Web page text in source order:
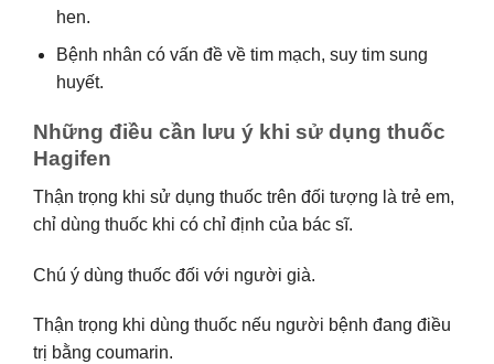
hen.
Bệnh nhân có vấn đề về tim mạch, suy tim sung
huyết.
Những điều cần lưu ý khi sử dụng thuốc
Hagifen
Thận trọng khi sử dụng thuốc trên đối tượng là trẻ em,
chỉ dùng thuốc khi có chỉ định của bác sĩ.
Chú ý dùng thuốc đối với người già.
Thận trọng khi dùng thuốc nếu người bệnh đang điều
trị bằng coumarin.